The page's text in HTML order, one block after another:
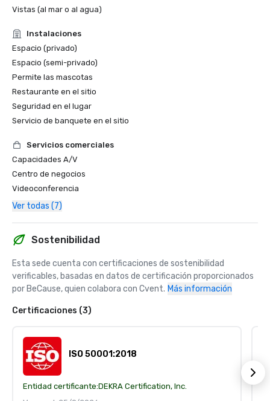
Vistas (al mar o al agua)
Instalaciones
Espacio (privado)
Espacio (semi-privado)
Permite las mascotas
Restaurante en el sitio
Seguridad en el lugar
Servicio de banquete en el sitio
Servicios comerciales
Capacidades A/V
Centro de negocios
Videoconferencia
Ver todas (7)
Sostenibilidad
Esta sede cuenta con certificaciones de sostenibilidad
verificables, basadas en datos de certificación proporcionados
por BeCause, quien colabora con Cvent. Más información
Certificaciones (3)
ISO 50001:2018
Entidad certificante:DEKRA Certification, Inc.